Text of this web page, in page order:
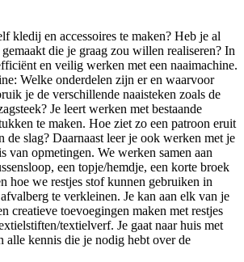
kledij en accessoires te maken? Heb je al
die je graag zou willen realiseren? In
en veilig werken met een naaimachine.
Welke onderdelen zijn er en waarvoor
je de verschillende naaisteken zoals de
Je leert werken met bestaande
te maken. Hoe ziet zo een patroon eruit
de slag? Daarnaast leer je ook werken met je
van opmetingen. We werken samen aan
een topje/hemdje, een korte broek
hoe we restjes stof kunnen gebruiken in
te verkleinen. Je kan aan elk van je
creatieve toevoegingen maken met restjes
textielverf. Je gaat naar huis met
alle kennis die je nodig hebt over de